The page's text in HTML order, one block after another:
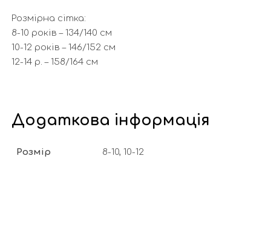
Розмірна сітка:
8-10 років – 134/140 см
10-12 років – 146/152 см
12-14 р. – 158/164 см
Додаткова інформація
Розмір 8-10, 10-12